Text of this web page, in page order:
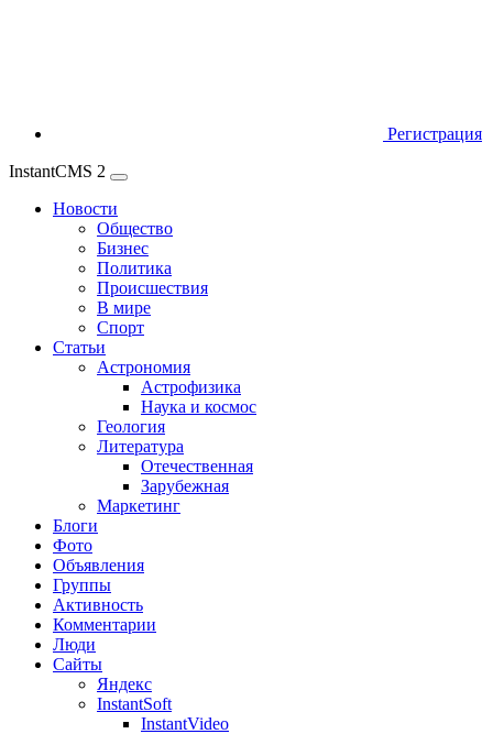
Регистрация
InstantCMS 2
Новости
Общество
Бизнес
Политика
Происшествия
В мире
Спорт
Статьи
Астрономия
Астрофизика
Наука и космос
Геология
Литература
Отечественная
Зарубежная
Маркетинг
Блоги
Фото
Объявления
Группы
Активность
Комментарии
Люди
Сайты
Яндекс
InstantSoft
InstantVideo